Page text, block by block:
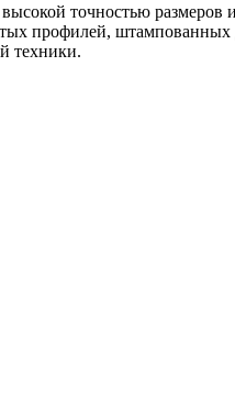
точностью
профилей,
техники.